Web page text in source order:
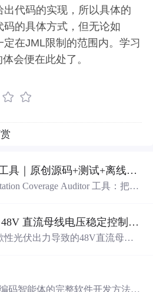
出代码的实现，所以具体的
码的具体方式，但无论如
在JML限制的范围内。学习
会便在此处了。
网页问答引用覆盖工具｜原创源码+测试+离线报告
Coverage Auditor 工具：把网
压缩包包含完整源码、3项自动
JSON/SVG离线报告、1080×
行，零第三方运行依赖。
间歇性光伏出力下 48V 直流母线电压稳定控制及储能双向充放电闭环调控体系研究（Simulink仿真实现）
光伏出力导致的48V直流母线
搭建包含光伏阵列、B
DC-DC变换器及锂离子电池的
码智能体的完整软件开发方法，